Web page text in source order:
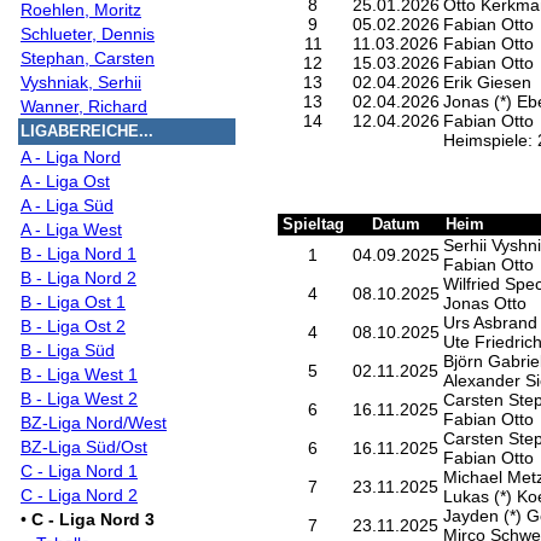
Roehlen, Moritz
Schlueter, Dennis
Stephan, Carsten
Vyshniak, Serhii
Wanner, Richard
LIGABEREICHE...
A - Liga Nord
A - Liga Ost
A - Liga Süd
A - Liga West
B - Liga Nord 1
B - Liga Nord 2
B - Liga Ost 1
B - Liga Ost 2
B - Liga Süd
B - Liga West 1
B - Liga West 2
BZ-Liga Nord/West
BZ-Liga Süd/Ost
C - Liga Nord 1
C - Liga Nord 2
• C - Liga Nord 3
8
25.01.2026 Otto
9
05.02.2026 Fabian Otto
11
11.03.2026 Fabian Otto
12
15.03.2026 Fabian Otto
13
02.04.2026 Erik Giesen
13
02.04.2026 Jonas (*)
14
12.04.2026 Fabian Otto
Heimspiele:
Spieltag Datum Heim
1 04.09.2025 Serhii
Fabian Otto
4
08.10.2025 Wilfried
Jonas Otto
4
08.10.2025 Urs Asbrand
Ute
5
02.11.2025 Björn
Alexander
6
16.11.2025 Carsten
Fabian Otto
6
16.11.2025 Carsten
Fabian Otto
7
23.11.2025 Michael
Lukas (*)
7
23.11.2025 Jayden (*)
Mirco